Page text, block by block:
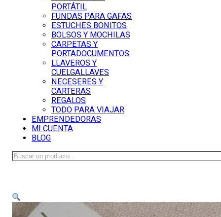
PORTÁTIL
FUNDAS PARA GAFAS
ESTUCHES BONITOS
BOLSOS Y MOCHILAS
CARPETAS Y
PORTADOCUMENTOS
LLAVEROS Y
CUELGALLAVES
NECESERES Y
CARTERAS
REGALOS
TODO PARA VIAJAR
EMPRENDEDORAS
MI CUENTA
BLOG
Buscar